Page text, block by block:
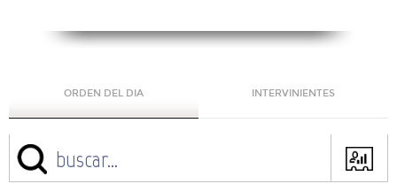
ORDEN DEL DIA INTERVINIENTES